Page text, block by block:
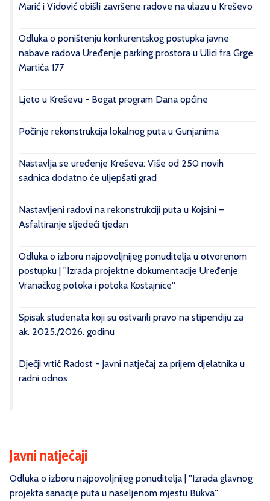
Marić i Vidović obišli završene radove na ulazu u Kreševo
Odluka o poništenju konkurentskog postupka javne
nabave radova Uređenje parking prostora u Ulici fra Grge
Martića 177
Ljeto u Kreševu - Bogat program Dana općine
Počinje rekonstrukcija lokalnog puta u Gunjanima
Nastavlja se uređenje Kreševa: Više od 250 novih
sadnica dodatno će uljepšati grad
Nastavljeni radovi na rekonstrukciji puta u Kojsini –
Asfaltiranje sljedeći tjedan
Odluka o izboru najpovoljnijeg ponuditelja u otvorenom
postupku | ''Izrada projektne dokumentacije Uređenje
Vranačkog potoka i potoka Kostajnice''
Spisak studenata koji su ostvarili pravo na stipendiju za
ak. 2025./2026. godinu
Dječji vrtić Radost - Javni natječaj za prijem djelatnika u
radni odnos
Javni natječaji
Odluka o izboru najpovoljnijeg ponuditelja | ''Izrada glavnog
projekta sanacije puta u naseljenom mjestu Bukva''